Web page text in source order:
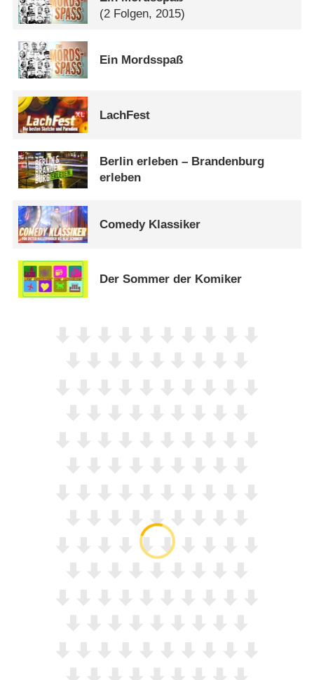
(2 Folgen, 2015)
Ein Mordsspaß
LachFest
Berlin erleben – Brandenburg
erleben
Comedy Klassiker
Der Sommer der Komiker